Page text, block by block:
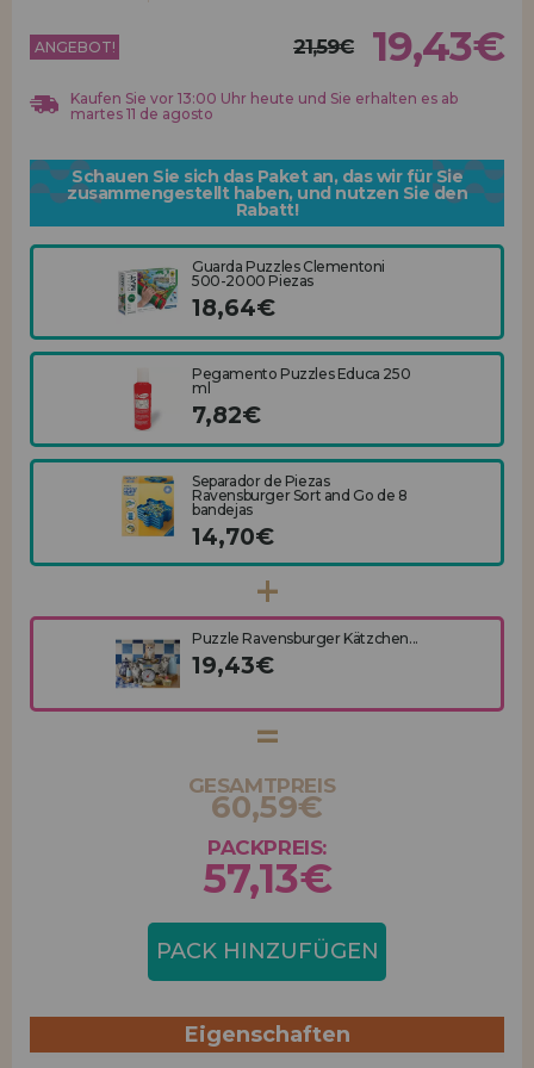
HÄNDLERREGISTRIERUNG
ANGEBOT! 21,59€ 19,43€
Kaufen Sie vor 13:00 Uhr heute und Sie erhalten es ab
martes 11 de agosto
Schauen Sie sich das Paket an, das wir für Sie
zusammengestellt haben, und nutzen Sie den
Rabatt!
Guarda Puzzles Clementoni
500-2000 Piezas
18,64€
Pegamento Puzzles Educa 250
ml
7,82€
Separador de Piezas
Ravensburger Sort and Go de 8
bandejas
14,70€
Puzzle Ravensburger Kätzchen...
19,43€
GESAMTPREIS
60,59€
PACKPREIS:
57,13€
PACK HINZUFÜGEN
Eigenschaften